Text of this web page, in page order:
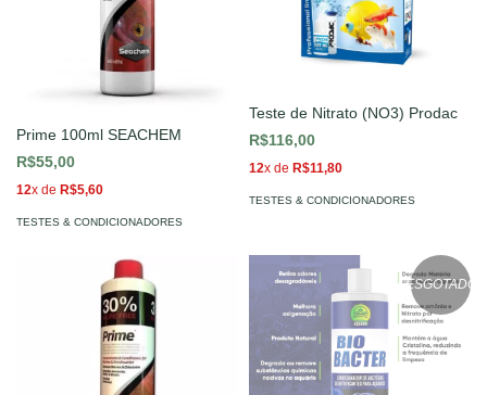
Prime 100ml SEACHEM
R$55,00
12x de R$5,60
TESTES & CONDICIONADORES
Teste de Nitrato (NO3) Prodac
R$116,00
12x de R$11,80
TESTES & CONDICIONADORES
ESGOTADO